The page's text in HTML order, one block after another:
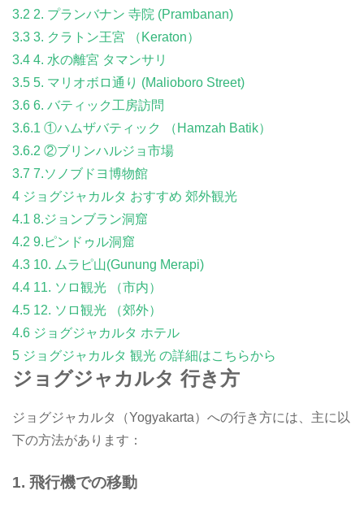
3.2 2. プランバナン 寺院 (Prambanan)
3.3 3. クラトン王宮 （Keraton）
3.4 4. 水の離宮 タマンサリ
3.5 5. マリオボロ通り (Malioboro Street)
3.6 6. バティック工房訪問
3.6.1 ①ハムザバティック （Hamzah Batik）
3.6.2 ②ブリンハルジョ市場
3.7 7.ソノブドヨ博物館
4 ジョグジャカルタ おすすめ 郊外観光
4.1 8.ジョンブラン洞窟
4.2 9.ピンドゥル洞窟
4.3 10. ムラピ山(Gunung Merapi)
4.4 11. ソロ観光 （市内）
4.5 12. ソロ観光 （郊外）
4.6 ジョグジャカルタ ホテル
5 ジョグジャカルタ 観光 の詳細はこちらから
ジョグジャカルタ 行き方
ジョグジャカルタ（Yogyakarta）への行き方には、主に以
下の方法があります：
1. 飛行機での移動